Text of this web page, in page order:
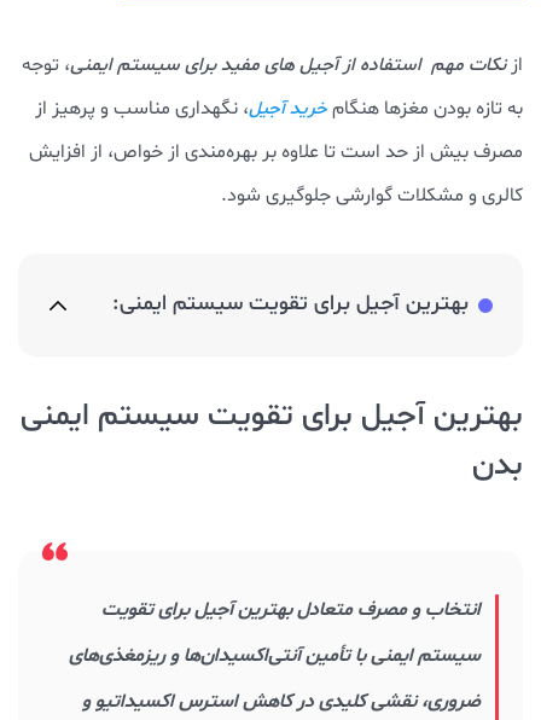
ازنکات مهم استفاده از آجیل‌ های مفید برای سیستم ایمنی، توجه
به تازه بودن مغزها هنگامخرید آجیل، نگهداری مناسب و پرهیز از
مصرف بیش از حد است تا علاوه بر بهره‌مندی از خواص، از افزایش
کالری و مشکلات گوارشی جلوگیری شود.
بهترین آجیل برای تقویت سیستم ایمنی:
بهترین آجیل برای تقویت سیستم ایمنی
بدن
انتخاب و مصرف متعادل بهترین آجیل برای تقویت
سیستم ایمنی با تأمین آنتی‌اکسیدان‌ها و ریزمغذی‌های
ضروری، نقشی کلیدی در کاهش استرس اکسیداتیو و